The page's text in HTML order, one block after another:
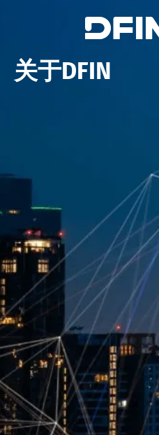
关于DFIN